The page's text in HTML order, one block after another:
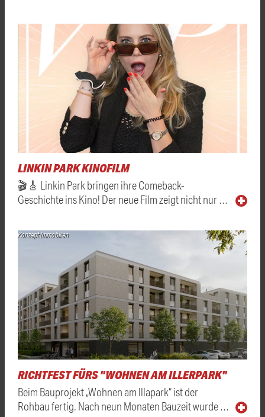
LINKIN PARK KINOFILM
🎬🎸 Linkin Park bringen ihre Comeback-
Geschichte ins Kino! Der neue Film zeigt nicht nur …
Konzept Immobilien
RICHTFEST FÜRS "WOHNEN AM ILLERPARK"
Beim Bauprojekt „Wohnen am Illapark“ ist der
Rohbau fertig. Nach neun Monaten Bauzeit wurde …